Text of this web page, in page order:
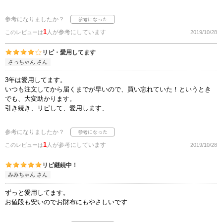
参考になりましたか？
このレビューは1人が参考にしています 2019/10/28
リピ・愛用してます
さっちゃん さん
3年は愛用してます。
いつも注文してから届くまでが早いので、買い忘れていた！というとき
でも、大変助かります。
引き続き、リピして、愛用します、
参考になりましたか？
このレビューは1人が参考にしています 2019/10/28
リピ継続中！
みみちゃん さん
ずっと愛用してます。
お値段も安いのでお財布にもやさしいです